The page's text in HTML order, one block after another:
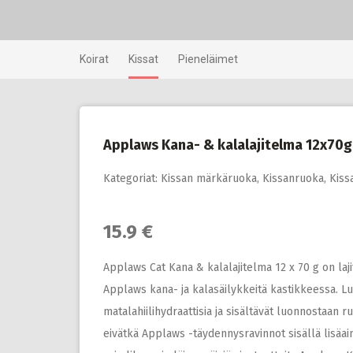
Koirat Kissat Pieneläimet
Applaws Kana- & kalalajitelma 12x70g
Kategoriat: Kissan märkäruoka, Kissanruoka,
15.9 €
Applaws Cat Kana & kalalajitelma 12 x 70 g on
Applaws kana- ja kalasäilykkeitä kastikkeessa.
matalahiilihydraattisia ja sisältävät luonnostaan
eivätkä Applaws -täydennysravinnot sisällä